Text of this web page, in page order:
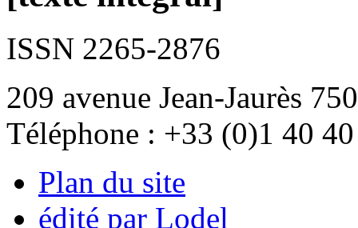
ISSN 2265-2876
209 avenue Jean-Jaurès
Téléphone : +33 (0)1 40
Plan du site
édité par Lodel